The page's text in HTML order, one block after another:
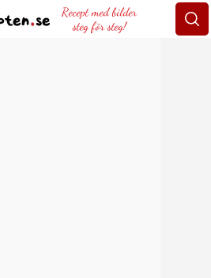
Recept med bilder
steg för steg!